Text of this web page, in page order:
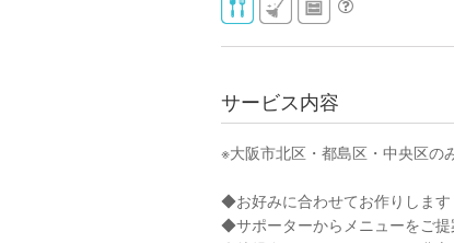
サービス内容
※大阪市北区・都島区・中央区の
◆お好みに合わせてお作りします
◆サポーターからメニューをご提